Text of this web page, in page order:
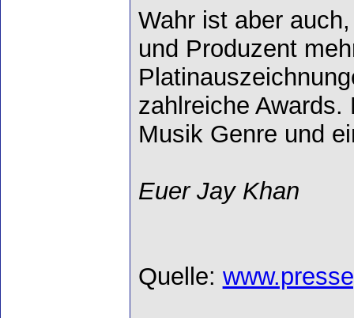
Wahr ist aber
und Produzent
zahlreiche
Musik Genre und
Euer Jay Khan
Quelle: